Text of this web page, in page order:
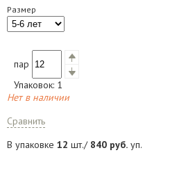
Размер
пар
Упаковок: 1
Нет в наличии
Сравнить
В упаковке 12 шт./ 840 руб. уп.